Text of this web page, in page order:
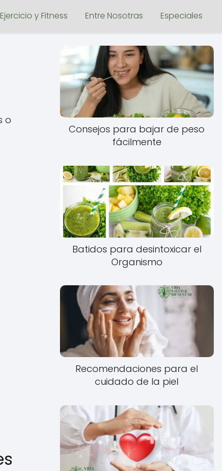
Ejercicio y Fitness Entre Nosotras Especiales
o
Consejos para bajar de peso
fácilmente
Batidos para desintoxicar el
Organismo
Recomendaciones para el
cuidado de la piel